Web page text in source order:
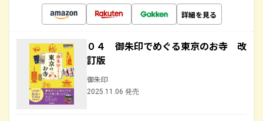
詳細を見る
０４ 御朱印でめぐる東京のお寺 改
訂版
御朱印
2025.11.06 発売